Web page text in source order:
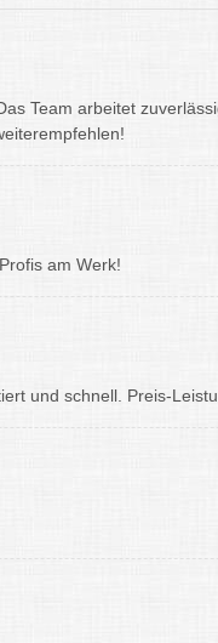
Team arbeitet
am Werk!
und schnell. Preis-